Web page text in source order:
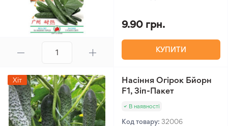
9.90 грн.
КУПИТИ
Хіт
Насіння Огірок Бйорн
F1, Зіп-Пакет
В наявності
Код товару: 32006